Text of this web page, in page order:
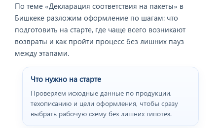
По теме «Декларация соответствия на пакеты» в
Бишкеке разложим оформление по шагам: что
подготовить на старте, где чаще всего возникают
возвраты и как пройти процесс без лишних пауз
между этапами.
Что нужно на старте
Проверяем исходные данные по продукции,
техописанию и цели оформления, чтобы сразу
выбрать рабочую схему без лишних гипотез.